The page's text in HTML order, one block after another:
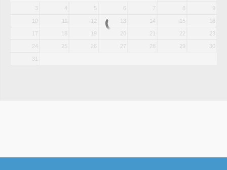
3 4 5 6 7 8 9
10 11 12 13 14 15 16
17 18 19 20 21 22 23
24 25 26 27 28 29 30
31